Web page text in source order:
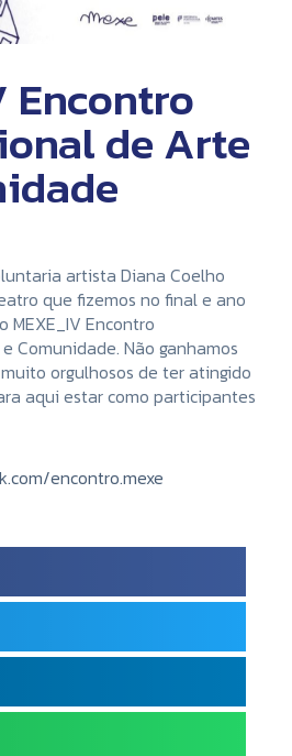
Encontro
de Arte
artista Diana Coelho
que fizemos no final e ano
MEXE_IV Encontro
Comunidade. Não ganhamos
orgulhosos de ter atingido
aqui estar como participantes
encontro.mexe